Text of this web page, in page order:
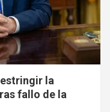
la
fallo de la